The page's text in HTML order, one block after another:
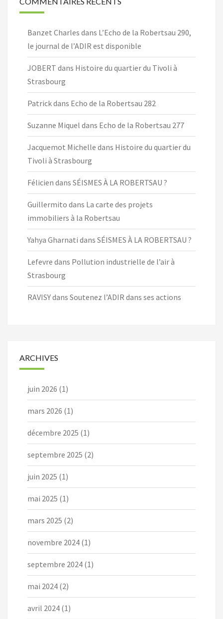
Banzet Charles dans L’Echo de la Robertsau 290,
le journal de l’ADIR est disponible
JOBERT dans Histoire du quartier du Tivoli à
Strasbourg
Patrickdans Echo de la Robertsau 282
Suzanne Miquel dans Echo de la Robertsau 277
Jacquemot Michelle dans Histoire du quartier du
Tivoli à Strasbourg
Félicien dans SÉISMES À LA ROBERTSAU ?
Guillermito dans La carte des projets
immobiliers à la Robertsau
Yahya Gharnati dans SÉISMES À LA ROBERTSAU ?
Lefevre dans Pollution industrielle de l’air à
Strasbourg
RAVISYdans Soutenez l’ADIR dans ses actions
ARCHIVES
juin 2026 (1)
mars 2026 (1)
décembre 2025 (1)
septembre 2025 (2)
juin 2025 (1)
mai 2025 (1)
mars 2025 (2)
novembre 2024 (1)
septembre 2024 (1)
mai 2024 (2)
avril 2024 (1)